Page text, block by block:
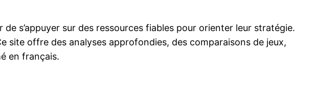
s’appuyer sur des ressources fiables pour orienter leur stratégie.
site offre des analyses approfondies, des comparaisons de jeux,
en français.